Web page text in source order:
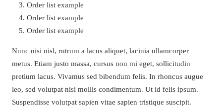
Order list example
Order list example
Order list example
Nunc nisi nisl, rutrum a lacus aliquet, lacinia ullamcorper
metus. Etiam justo massa, cursus non mi eget, sollicitudin
pretium lacus. Vivamus sed bibendum felis. In rhoncus augue
leo, sed volutpat nisi mollis condimentum. Ut id felis ipsum.
Suspendisse volutpat sapien vitae sapien tristique suscipit.